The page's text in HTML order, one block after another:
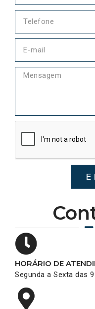
HORÁRIO DE
Segunda a Sexta das